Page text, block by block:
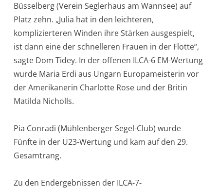
Büsselberg (Verein Seglerhaus am Wannsee) auf
Platz zehn. „Julia hat in den leichteren,
komplizierteren Winden ihre Stärken ausgespielt,
ist dann eine der schnelleren Frauen in der Flotte“,
sagte Dom Tidey. In der offenen ILCA-6 EM-Wertung
wurde Maria Erdi aus Ungarn Europameisterin vor
der Amerikanerin Charlotte Rose und der Britin
Matilda Nicholls.
Pia Conradi (Mühlenberger Segel-Club) wurde
Fünfte in der U23-Wertung und kam auf den 29.
Gesamtrang.
Zu den Endergebnissen der ILCA-7-